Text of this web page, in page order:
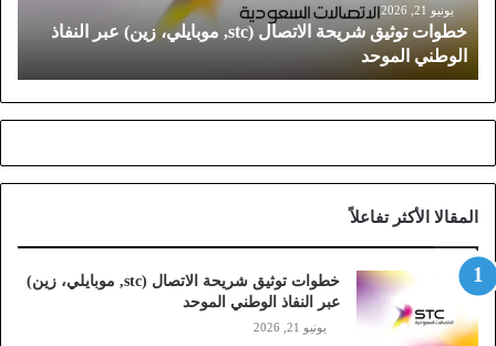
ث
ش
ر
ي
ل
ا
ت
ص
ل
يونيو 21, 2026
خطوات توثيق شريحة الاتصال (stc, موبايلي، زين) عبر النفاذ
الوطني الموحد
المقالا الأكثر تفاعلاً
خطوات توثيق شريحة الاتصال (stc, موبايلي، زين)
عبر النفاذ الوطني الموحد
يونيو 21, 2026